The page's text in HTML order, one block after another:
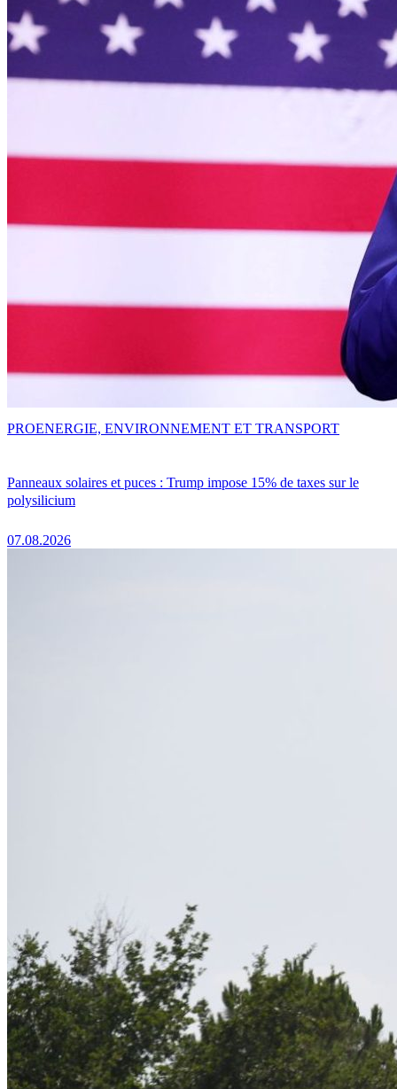
Panneaux solaires et puces : Trump impose 15% de taxes sur le
polysilicium
07.08.2026
PROENERGIE, ENVIRONNEMENT ET TRANSPORT